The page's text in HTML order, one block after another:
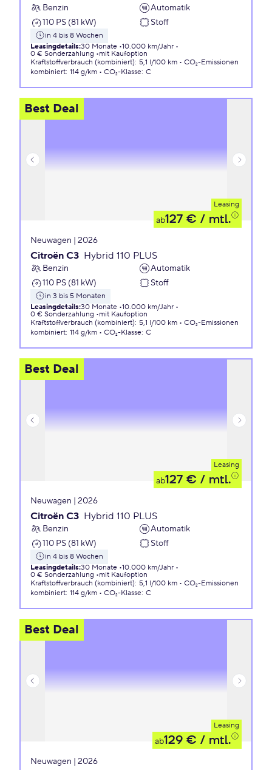
Benzin
Automatik
110 PS (81 kW)
Stoff
in 4 bis 8 Wochen
Leasingdetails:30 Monate 10.000 km/Jahr
0 € Sonderzahlung
mit Kaufoption
Kraftstoffverbrauch (kombiniert): 5,1 l/100 km
CO₂-Emissionen
kombiniert: 114 g/km CO₂-Klasse: C
Best Deal
Leasing
ab127 € / mtl.
Neuwagen | 2026
Citroën C3 Hybrid 110 PLUS
Benzin
Automatik
110 PS (81 kW)
Stoff
in 3 bis 5 Monaten
Leasingdetails:30 Monate 10.000 km/Jahr
0 € Sonderzahlung
mit Kaufoption
Kraftstoffverbrauch (kombiniert): 5,1 l/100 km
CO₂-Emissionen
kombiniert: 114 g/km CO₂-Klasse: C
Best Deal
Leasing
ab127 € / mtl.
Neuwagen | 2026
Citroën C3 Hybrid 110 PLUS
Benzin
Automatik
110 PS (81 kW)
Stoff
in 4 bis 8 Wochen
Leasingdetails:30 Monate 10.000 km/Jahr
0 € Sonderzahlung
mit Kaufoption
Kraftstoffverbrauch (kombiniert): 5,1 l/100 km
CO₂-Emissionen
kombiniert: 114 g/km CO₂-Klasse: C
Best Deal
Leasing
ab129 € / mtl.
Neuwagen | 2026